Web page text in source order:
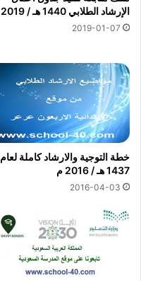
الإرشاد الطلابي 1440 هـ / 2019 م
2019-01-07
خطة التوجية والارشاد كاملة لعام
1437 هـ / 2016 م
2016-04-03